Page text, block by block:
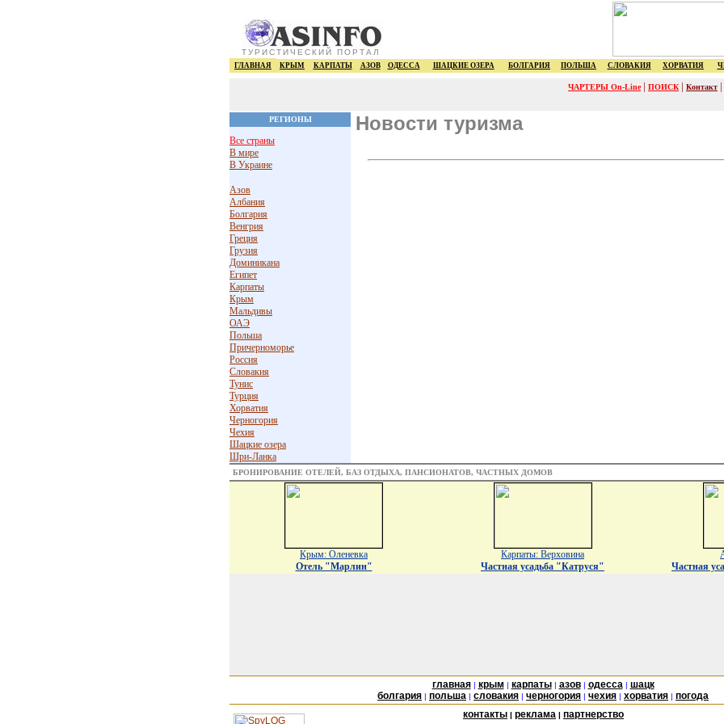
ТУРИСТИЧЕСКИЙ ПОРТАЛ
ГЛАВНАЯ КРЫМ КАРПАТЫ АЗОВ ОДЕССА ШАЦКИЕ ОЗЕРА БОЛГАРИЯ ПОЛЬША СЛОВАКИЯ ХОРВАТИЯ
ЧАРТЕРЫ On-Line| ПОИСК | Контакт |
РЕГИОНЫ Новости туризма
Все страны
В мире
В Украине
Азов
Албания
Болгария
Венгрия
Греция
Грузия
Доминикана
Египет
Карпаты
Крым
Мальдивы
ОАЭ
Польша
Причерноморье
Россия
Словакия
Тунис
Турция
Хорватия
Черногория
Чехия
Шацкие озера
Шри-Ланка
БРОНИРОВАНИЕ ОТЕЛЕЙ, БАЗ ОТДЫХА, ПАНСИОНАТОВ, ЧАСТНЫХ ДОМОВ
Крым: Оленевка
Отель "Марлин"
Карпаты: Верховина
Частная усадьба "Катруся"
Частная
главная| крым | карпаты| азов| одесса | шацк
болгария | польша | словакия | черногория | чехия | хорватия | погода
контакты | реклама | партнерство